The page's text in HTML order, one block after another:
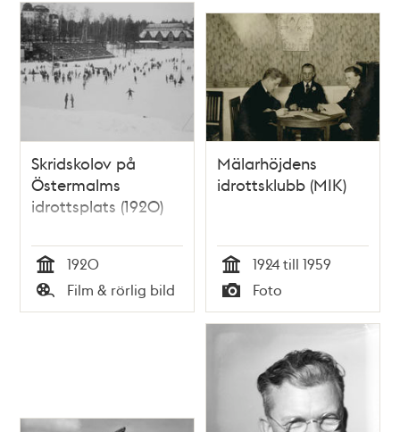
Skridskolov på
Östermalms
idrottsplats (1920)
Tid
1920
Typ
Film & rörlig bild
Mälarhöjdens
idrottsklubb (MIK)
Tid
1924 till 1959
Typ
Foto